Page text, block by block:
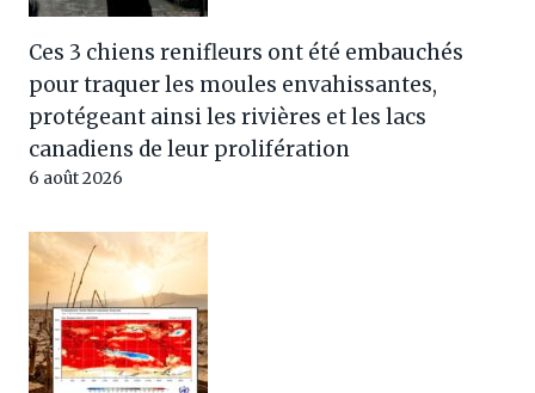
Ces 3 chiens renifleurs ont été embauchés
pour traquer les moules envahissantes,
protégeant ainsi les rivières et les lacs
canadiens de leur prolifération
6 août 2026